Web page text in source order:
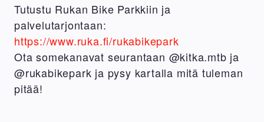
Tutustu Rukan Bike Parkkiin ja
palvelutarjontaan:
https://www.ruka.fi/rukabikepark
Ota somekanavat seurantaan @kitka.mtb ja
@rukabikepark ja pysy kartalla mitä tuleman
pitää!